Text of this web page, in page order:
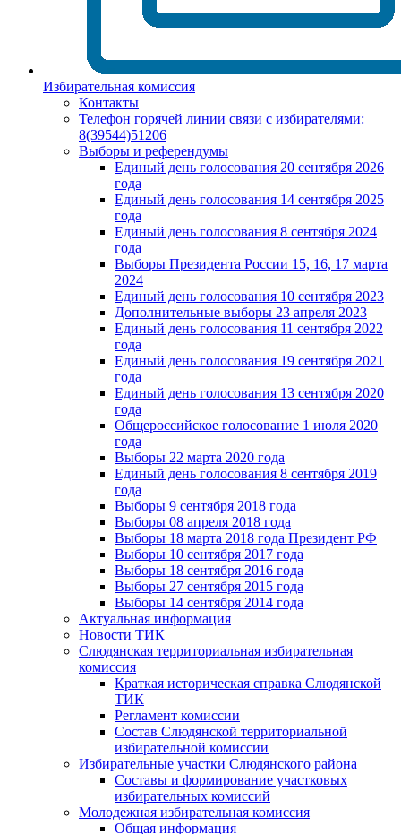
Избирательная комиссия
Контакты
Телефон горячей линии связи с избирателями:
8(39544)51206
Выборы и референдумы
Единый день голосования 20 сентября 2026
года
Единый день голосования 14 сентября 2025
года
Единый день голосования 8 сентября 2024
года
Выборы Президента России 15, 16, 17 марта
2024
Единый день голосования 10 сентября 2023
Дополнительные выборы 23 апреля 2023
Единый день голосования 11 сентября 2022
года
Единый день голосования 19 сентября 2021
года
Единый день голосования 13 сентября 2020
года
Общероссийское голосование 1 июля 2020
года
Выборы 22 марта 2020 года
Единый день голосования 8 сентября 2019
года
Выборы 9 сентября 2018 года
Выборы 08 апреля 2018 года
Выборы 18 марта 2018 года Президент РФ
Выборы 10 сентября 2017 года
Выборы 18 сентября 2016 года
Выборы 27 сентября 2015 года
Выборы 14 сентября 2014 года
Актуальная информация
Новости ТИК
Слюдянская территориальная избирательная
комиссия
Краткая историческая справка Слюдянской
ТИК
Регламент комиссии
Состав Слюдянской территориальной
избирательной комиссии
Избирательные участки Слюдянского района
Составы и формирование участковых
избирательных комиссий
Молодежная избирательная комиссия
Общая информация